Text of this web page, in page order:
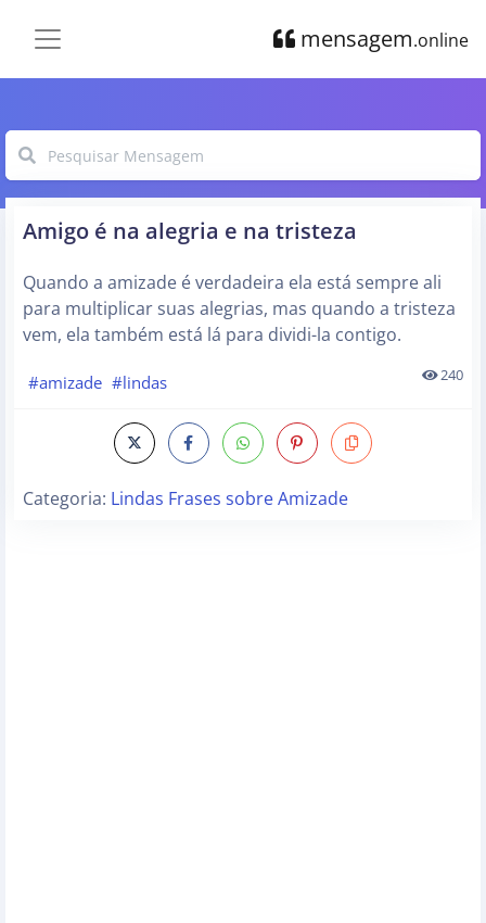
mensagem.online
Amigo é na alegria e na tristeza
Quando a amizade é verdadeira ela está sempre ali
para multiplicar suas alegrias, mas quando a tristeza
vem, ela também está lá para dividi-la contigo.
#amizade #lindas 240
Categoria: Lindas Frases sobre Amizade